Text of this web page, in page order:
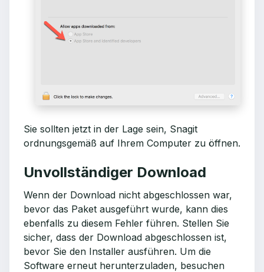
Sie sollten jetzt in der Lage sein, Snagit
ordnungsgemäß auf Ihrem Computer zu öffnen.
Unvollständiger Download
Wenn der Download nicht abgeschlossen war,
bevor das Paket ausgeführt wurde, kann dies
ebenfalls zu diesem Fehler führen. Stellen Sie
sicher, dass der Download abgeschlossen ist,
bevor Sie den Installer ausführen. Um die
Software erneut herunterzuladen, besuchen